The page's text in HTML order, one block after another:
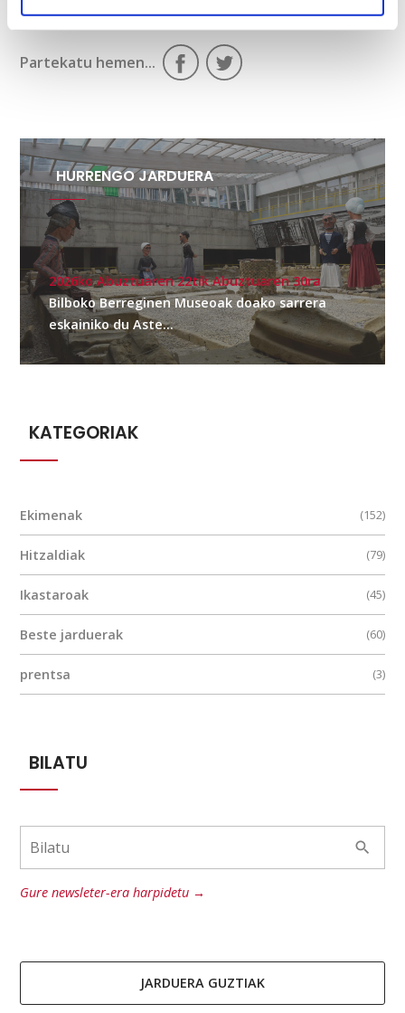
Partekatu hemen...
HURRENGO JARDUERA
2026ko Abuztuaren 22tik Abuztuaren 30ra
Bilboko Berreginen Museoak doako sarrera
eskainiko du Aste...
KATEGORIAK
Ekimenak (152)
Hitzaldiak (79)
Ikastaroak (45)
Beste jarduerak (60)
prentsa (3)
BILATU
Gure newsleter-era harpidetu →
JARDUERA GUZTIAK